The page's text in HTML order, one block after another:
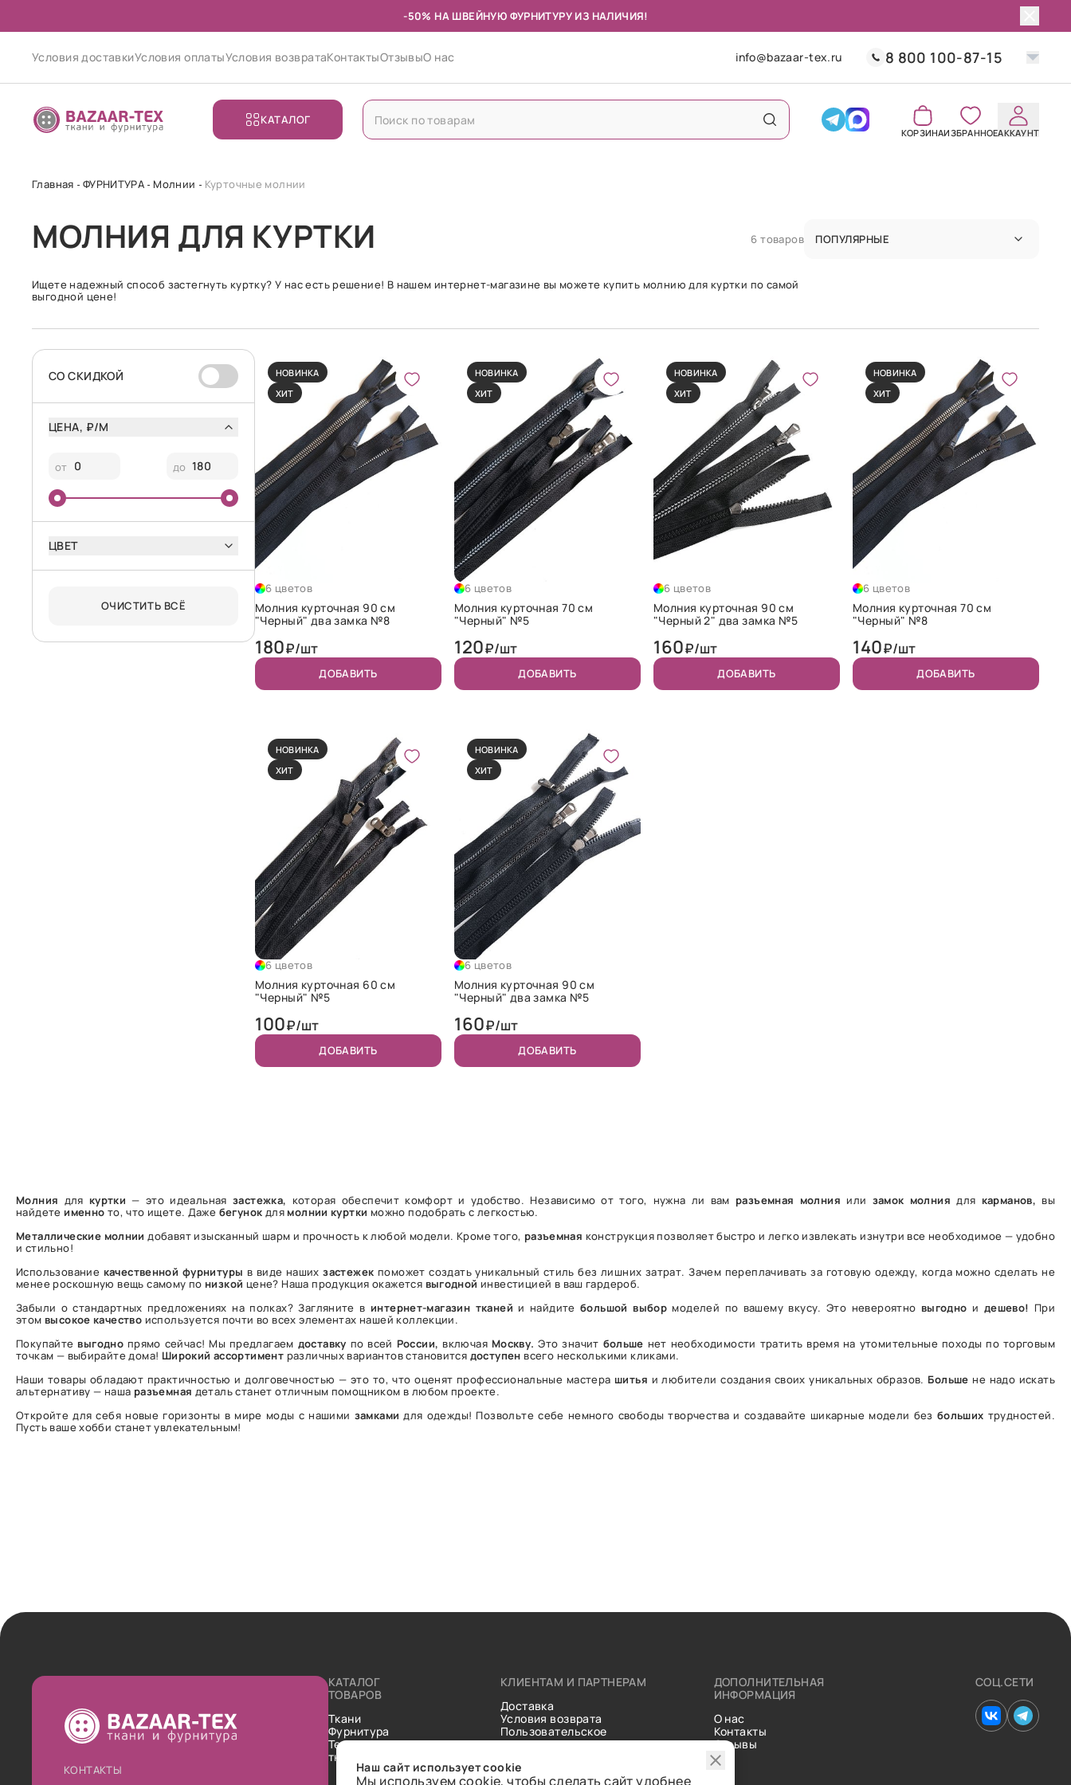
-50% НА ШВЕЙНУЮ ФУРНИТУРУ ИЗ НАЛИЧИЯ!
Условия доставкиУсловия оплатыУсловия возвратаКонтактыОтзывыО нас info@bazaar-tex.ru 8 800 100-87-15
КАТАЛОГ
КОРЗИНАИЗБРАННОЕАККАУНТ
Главная ФУРНИТУРА Молнии Курточные молнии
МОЛНИЯ ДЛЯ КУРТКИ 6 товаров ПОПУЛЯРНЫЕ
Ищете надежный способ застегнуть куртку? У нас есть решение! В нашем интернет-магазине вы можете купить молнию для куртки по самой
выгодной цене!
CО СКИДКОЙ
ЦЕНА, ₽/М
от до
ЦВЕТ
ОЧИСТИТЬ ВСЁ
НОВИНКА
ХИТ
6 цветов
Молния курточная 90 см
"Черный" два замка №8
180₽/шт
ДОБАВИТЬ
НОВИНКА
ХИТ
6 цветов
Молния курточная 70 см
"Черный" №5
120₽/шт
ДОБАВИТЬ
НОВИНКА
ХИТ
6 цветов
Молния курточная 90 см
"Черный 2" два замка №5
160₽/шт
ДОБАВИТЬ
НОВИНКА
ХИТ
6 цветов
Молния курточная 70 см
"Черный" №8
140₽/шт
ДОБАВИТЬ
НОВИНКА
ХИТ
6 цветов
Молния курточная 60 см
"Черный" №5
100₽/шт
ДОБАВИТЬ
НОВИНКА
ХИТ
6 цветов
Молния курточная 90 см
"Черный" два замка №5
160₽/шт
ДОБАВИТЬ
Молния для куртки — это идеальная застежка, которая обеспечит комфорт и удобство. Независимо от того, нужна ли вам разъемная молния или замок молния для карманов, вы
найдете именно то, что ищете. Даже бегунок для молнии куртки можно подобрать с легкостью.
Металлические молнии добавят изысканный шарм и прочность к любой модели. Кроме того, разъемная конструкция позволяет быстро и легко извлекать изнутри все необходимое — удобно
и стильно!
Использование качественной фурнитуры в виде нашихзастежек поможет создать уникальный стиль без лишних затрат. Зачем переплачивать за готовую одежду, когда можно сделать не
менее роскошную вещь самому по низкой цене? Наша продукция окажется выгодной инвестицией в ваш гардероб.
Забыли о стандартных предложениях на полках? Загляните в интернет-магазин тканей и найдитебольшой выбор моделей по вашему вкусу. Это невероятно выгодно и дешево! При
этом высокое качество используется почти во всех элементах нашей коллекции.
Покупайте выгодно прямо сейчас! Мы предлагаем доставку по всей России, включая Москву. Это значит больше нет необходимости тратить время на утомительные походы по торговым
точкам — выбирайте дома! Широкий ассортимент различных вариантов становится доступен всего несколькими кликами.
Наши товары обладают практичностью и долговечностью — это то, что оценят профессиональные мастера шитья и любители создания своих уникальных образов. Больше не надо искать
альтернативу — наша разъемная деталь станет отличным помощником в любом проекте.
Откройте для себя новые горизонты в мире моды с нашими замками для одежды! Позвольте себе немного свободы творчества и создавайте шикарные модели без больших трудностей.
Пусть ваше хобби станет увлекательным!
КОНТАКТЫ
КАТАЛОГ
ТОВАРОВ
Ткани
Фурнитура
Технические
ткани
КЛИЕНТАМ И ПАРТНЕРАМ
Доставка
Условия возврата
Пользовательское
соглашение
Статьи
ДОПОЛНИТЕЛЬНАЯ
ИНФОРМАЦИЯ
О нас
Контакты
Отзывы
СОЦ.СЕТИ
Наш сайт использует cookie
Мы используем cookie, чтобы сделать сайт удобнее